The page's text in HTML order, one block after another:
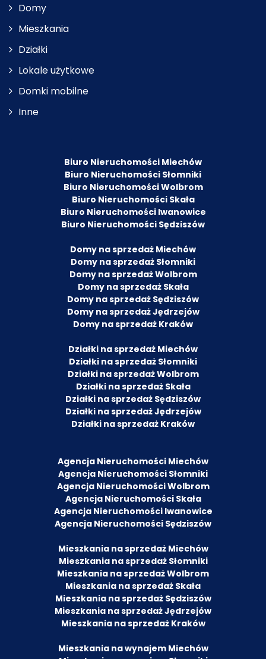
Domy
Mieszkania
Działki
Lokale użytkowe
Domki mobilne
Inne
Biuro Nieruchomości Miechów
Biuro Nieruchomości Słomniki
Biuro Nieruchomości Wolbrom
Biuro Nieruchomości Skała
Biuro Nieruchomości Iwanowice
Biuro Nieruchomości Sędziszów
Domy na sprzedaż Miechów
Domy na sprzedaż Słomniki
Domy na sprzedaż Wolbrom
Domy na sprzedaż Skała
Domy na sprzedaż Sędziszów
Domy na sprzedaż Jędrzejów
Domy na sprzedaż Kraków
Działki na sprzedaż Miechów
Działki na sprzedaż Słomniki
Działki na sprzedaż Wolbrom
Działki na sprzedaż Skała
Działki na sprzedaż Sędziszów
Działki na sprzedaż Jędrzejów
Działki na sprzedaż Kraków
Agencja Nieruchomości Miechów
Agencja Nieruchomości Słomniki
Agencja Nieruchomości Wolbrom
Agencja Nieruchomości Skała
Agencja Nieruchomości Iwanowice
Agencja Nieruchomości Sędziszów
Mieszkania na sprzedaż Miechów
Mieszkania na sprzedaż Słomniki
Mieszkania na sprzedaż Wolbrom
Mieszkania na sprzedaż Skała
Mieszkania na sprzedaż Sędziszów
Mieszkania na sprzedaż Jędrzejów
Mieszkania na sprzedaż Kraków
Mieszkania na wynajem Miechów